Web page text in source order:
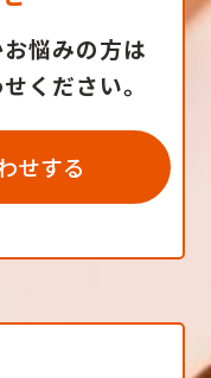
悩みの方は
ください。
せする